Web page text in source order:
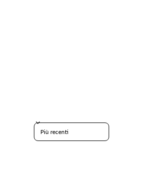
Sort reviews by